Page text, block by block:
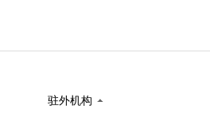
驻外机构